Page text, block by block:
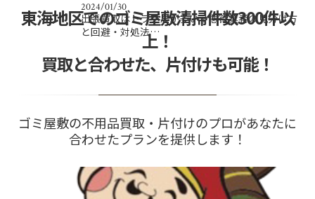
2024/01/30
出張買取はトラブルが多い？悪徳業者の見分け方
と回避・対処法…
東海地区でのゴミ屋敷清掃件数300件以
上！
買取と合わせた、片付けも可能！
ゴミ屋敷の不用品買取・片付けのプロがあなたに
合わせたプランを提供します！